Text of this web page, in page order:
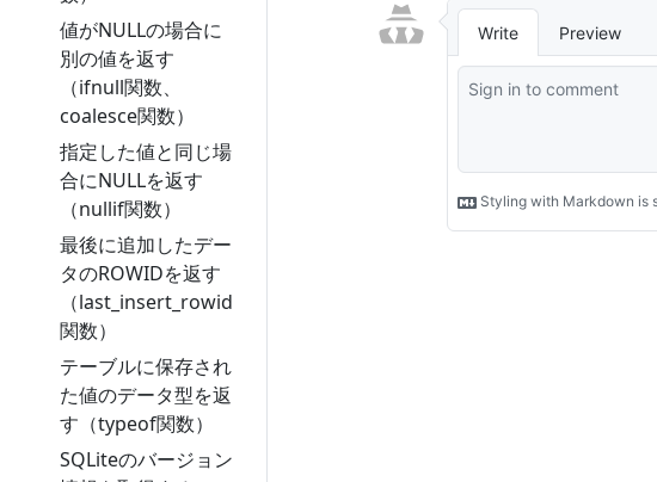
値がNULLの場合に
別の値を返す
（ifnull関数、
coalesce関数）
指定した値と同じ場
合にNULLを返す
（nullif関数）
最後に追加したデー
タのROWIDを返す
（last_insert_rowid
関数）
テーブルに保存され
た値のデータ型を返
す（typeof関数）
SQLiteのバージョン